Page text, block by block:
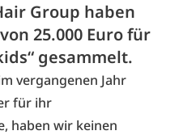
Group haben
25.000 Euro für
gesammelt.
vergangenen Jahr
für ihr
haben wir keinen